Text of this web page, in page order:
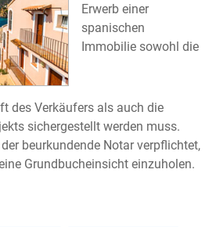
Erwerb einer
spanischen
Immobilie sowohl die
des Verkäufers als auch die
sichergestellt werden muss.
beurkundende Notar verpflichtet,
Grundbucheinsicht einzuholen.